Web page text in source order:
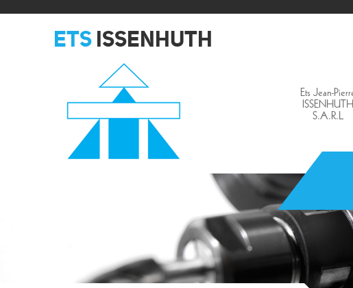
ETS ISSENHUTH
Ets Jean-
ISSENHUTH
S.A.R.L